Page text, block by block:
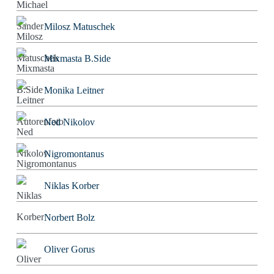
Milosz Matuschek
Mixmasta B.Side
Monika Leitner
Ned Nikolov
Nigromontanus
Niklas Korber
Norbert Bolz
Oliver Gorus